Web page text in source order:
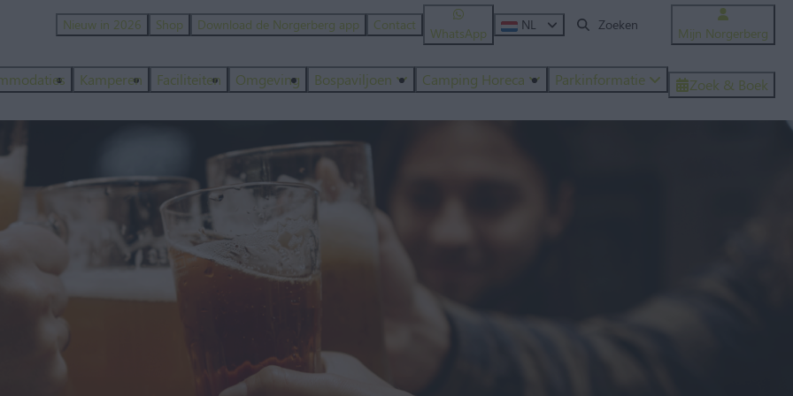
Nieuw in 2026 Shop Download de Norgerberg app Contact
WhatsApp
NL
Mijn Norgerberg
Kamperen Faciliteiten Omgeving Bospaviljoen Camping Horeca Parkinformatie Zoek & Boek